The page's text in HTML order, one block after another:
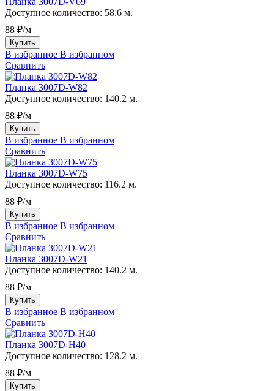
Доступное количество: 58.6 м.
88 ₽/м
Купить
В избранное В избранном
Сравнить
Планка 3007D-W82
Доступное количество: 140.2 м.
88 ₽/м
Купить
В избранное В избранном
Сравнить
Планка 3007D-W75
Доступное количество: 116.2 м.
88 ₽/м
Купить
В избранное В избранном
Сравнить
Планка 3007D-W21
Доступное количество: 140.2 м.
88 ₽/м
Купить
В избранное В избранном
Сравнить
Планка 3007D-H40
Доступное количество: 128.2 м.
88 ₽/м
Купить